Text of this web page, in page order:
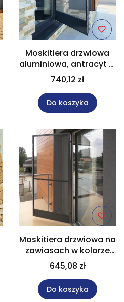
Moskitiera drzwiowa
aluminiowa, antracyt w
rozm. 82x219 cm
740,12 zł
Do koszyka
Moskitiera drzwiowa na
zawiasach w kolorze
"antracyt" rozm.
65x200 cm
645,08 zł
Do koszyka